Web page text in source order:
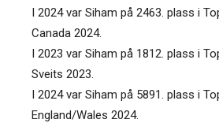
I 2024 var Siham på 2463. plass i
Canada 2024.
I 2023 var Siham på 1812. plass i
Sveits 2023.
I 2024 var Siham på 5891. plass i
England/Wales 2024.